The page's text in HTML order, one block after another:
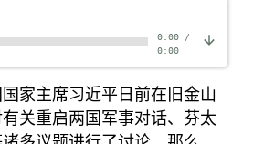
0:00/
0:00
家主席习近平日前在旧金山
关重启两国军事对话、芬太